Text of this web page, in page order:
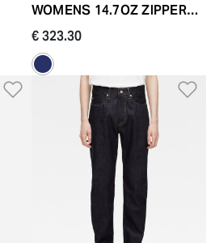
WOMENS 14.7OZ ZIPPER
FLY
€ 323.30
Aggiungi alla Lista dei